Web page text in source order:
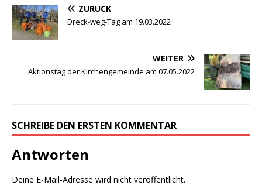
ZURÜCK
Dreck-weg-Tag am 19.03.2022
WEITER
Aktionstag der Kirchengemeinde am 07.05.2022
SCHREIBE DEN ERSTEN KOMMENTAR
Antworten
Deine E-Mail-Adresse wird nicht veröffentlicht.